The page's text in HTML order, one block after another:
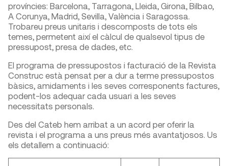
províncies: Barcelona, Tarragona, Lleida, Girona, Bilbao,
A Corunya, Madrid, Sevilla, València i Saragossa.
Trobareu preus unitaris i descomposts de tots els
temes, permetent així el càlcul de qualsevol tipus de
pressupost, presa de dades, etc.
El programa de pressupostos i facturació de la Revista
Construc està pensat per a dur a terme pressupostos
bàsics, amidaments i les seves corresponents factures,
podent-los adequar cada usuari a les seves
necessitats personals.
Des del Cateb hem arribat a un acord per oferir la
revista i el programa a uns preus més avantatjosos. Us
els detallem a continuació: